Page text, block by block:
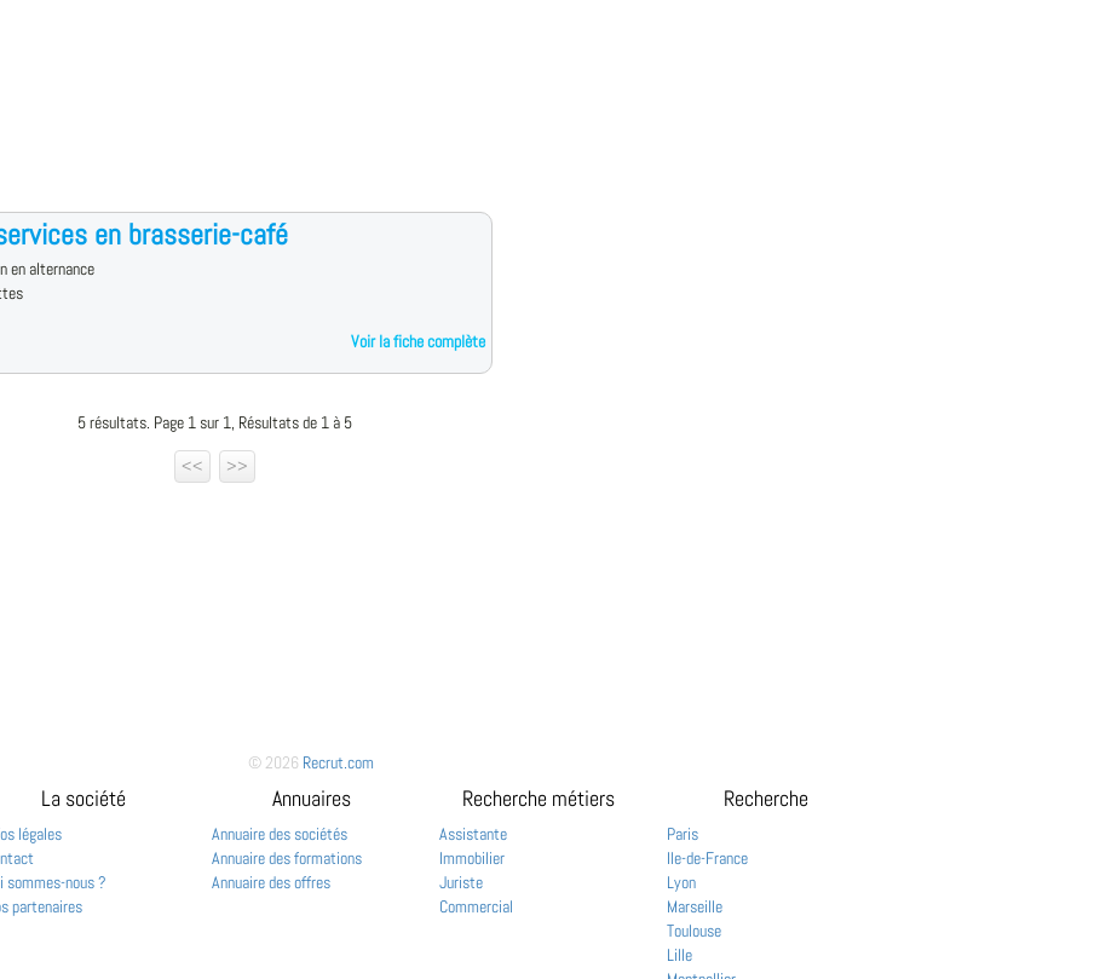
en brasserie-café
en alternance
Voir la fiche complète
5 résultats. Page 1 sur 1, Résultats de 1 à 5
<<
>>
© 2026 Recrut.com
La société
légales
sommes-nous ?
partenaires
Annuaires
Annuaire des sociétés
Annuaire des formations
Annuaire des offres
Recherche métiers
Assistante
Immobilier
Juriste
Commercial
Recherche
Paris
Ile-de-France
Lyon
Marseille
Toulouse
Lille